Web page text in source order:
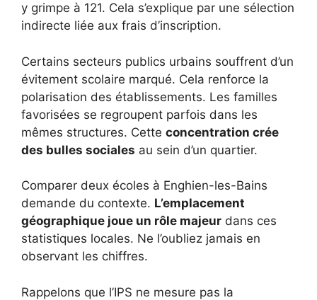
y grimpe à 121. Cela s’explique par une sélection
indirecte liée aux frais d’inscription.
Certains secteurs publics urbains souffrent d’un
évitement scolaire marqué. Cela renforce la
polarisation des établissements. Les familles
favorisées se regroupent parfois dans les
mêmes structures. Cette concentration crée
des bulles sociales au sein d’un quartier.
Comparer deux écoles à Enghien-les-Bains
demande du contexte. L’emplacement
géographique joue un rôle majeur dans ces
statistiques locales. Ne l’oubliez jamais en
observant les chiffres.
Rappelons que l’IPS ne mesure pas la